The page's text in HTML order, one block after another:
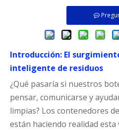
Introducción: El
inteligente de residuos
¿Qué pasaría si nuestros
pensar, comunicarse y
limpias? Los contenedores
están haciendo realidad